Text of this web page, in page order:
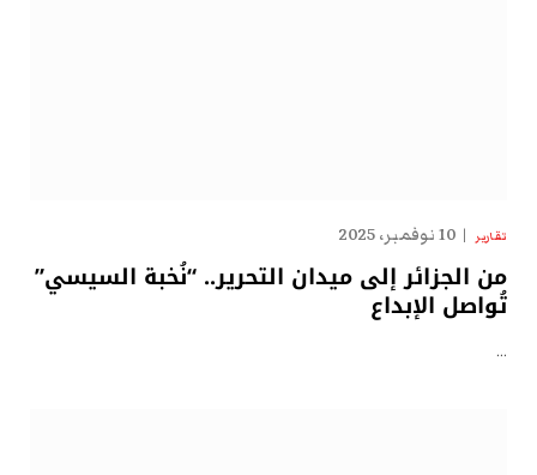
تقارير 10 نوفمبر، 2025
من الجزائر إلى ميدان التحرير.. “نُخبة السيسي”
تُواصل الإبداع
…